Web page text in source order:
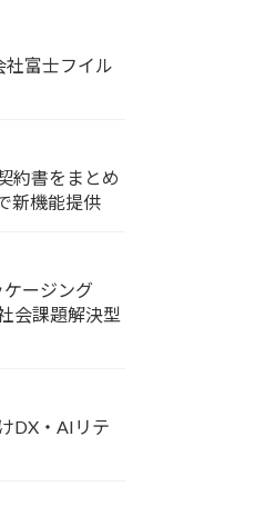
富士フイル
約書をまとめ
新機能提供
ケージング
会課題解決型
DX・AIリテ